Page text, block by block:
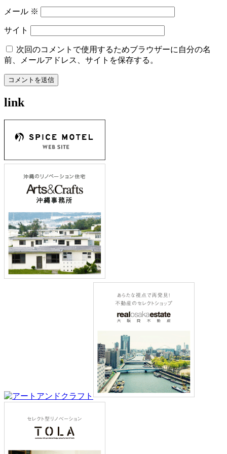
メール ※
サイト
次回のコメントで使用するためブラウザーに自分の名
前、メールアドレス、サイトを保存する。
link